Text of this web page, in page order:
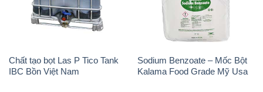
Chất tạo bọt Las P Tico Tank
IBC Bồn Việt Nam
Sodium Benzoate – Mốc Bột
Kalama Food Grade Mỹ Usa